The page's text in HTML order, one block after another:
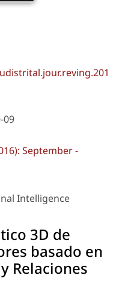
09
September -
Intelligence
3D de
basado en
Relaciones